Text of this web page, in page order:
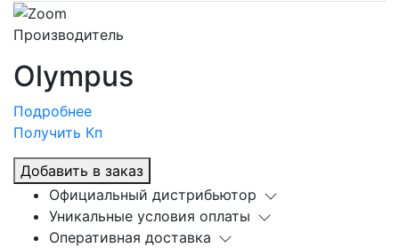
Производитель
Olympus
Подробнее
Получить Кп
Добавить в заказ
Официальный дистрибьютор
Уникальные условия оплаты
Оперативная доставка